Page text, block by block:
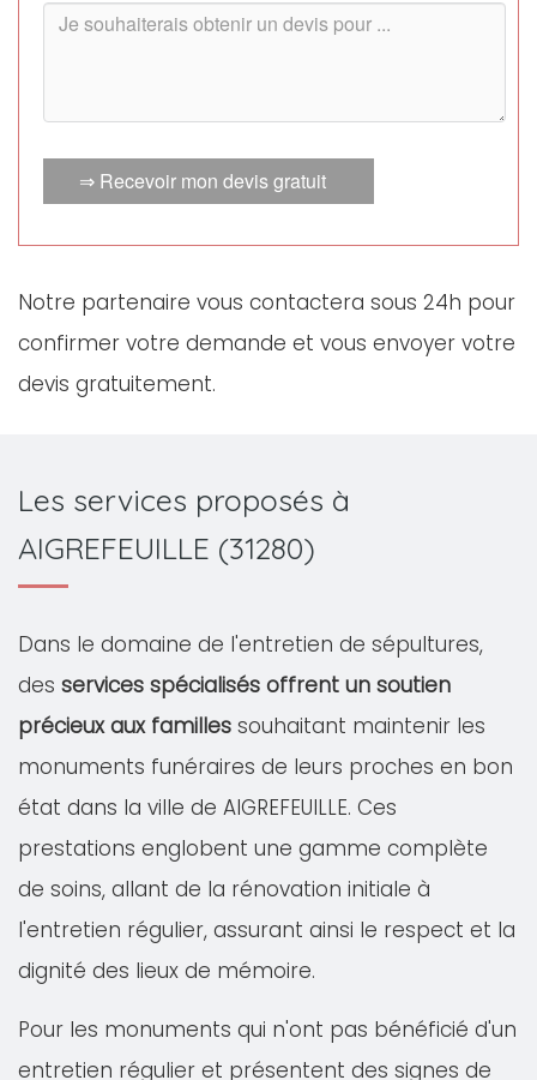
⇒ Recevoir mon devis gratuit
Notre partenaire vous contactera sous 24h pour
confirmer votre demande et vous envoyer votre
devis gratuitement.
Les services proposés à
AIGREFEUILLE (31280)
Dans le domaine de l'entretien de sépultures,
des services spécialisés offrent un soutien
précieux aux familles souhaitant maintenir les
monuments funéraires de leurs proches en bon
état dans la ville de AIGREFEUILLE. Ces
prestations englobent une gamme complète
de soins, allant de la rénovation initiale à
l'entretien régulier, assurant ainsi le respect et la
dignité des lieux de mémoire.
Pour les monuments qui n'ont pas bénéficié d'un
entretien régulier et présentent des signes de